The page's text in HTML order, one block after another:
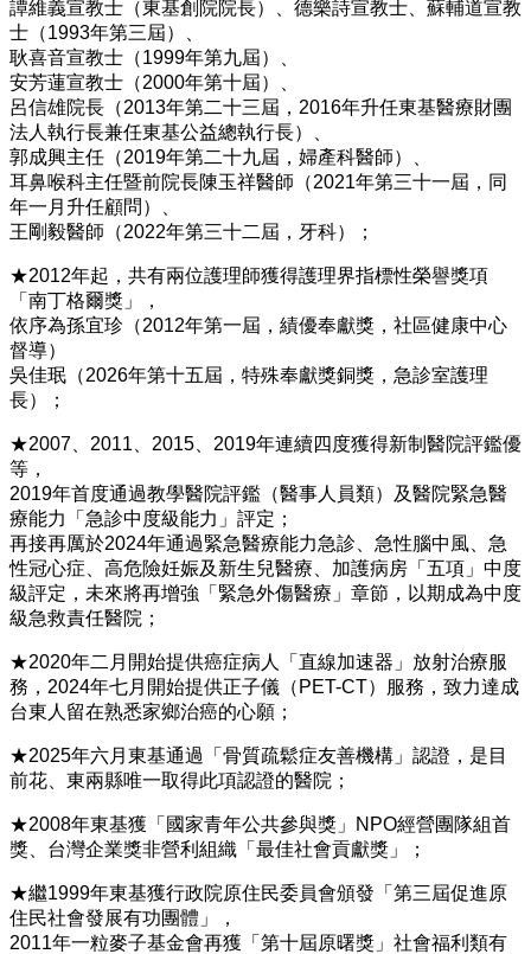
譚維義宣教士（東基創院院長）、德樂詩宣教士、蘇輔道宣教
士（1993年第三屆）、
耿喜音宣教士（1999年第九屆）、
安芳蓮宣教士（2000年第十屆）、
呂信雄院長（2013年第二十三屆，2016年升任東基醫療財團
法人執行長兼任東基公益總執行長）、
郭成興主任（2019年第二十九屆，婦產科醫師）、
耳鼻喉科主任暨前院長陳玉祥醫師（2021年第三十一屆，同
年一月升任顧問）、
王剛毅醫師（2022年第三十二屆，牙科）；
★2012年起，共有兩位護理師獲得護理界指標性榮譽獎項
「南丁格爾獎」，
依序為孫宜珍（2012年第一屆，績優奉獻獎，社區健康中心
督導）
吳佳珉（2026年第十五屆，特殊奉獻獎銅獎，急診室護理
長）；
★2007、2011、2015、2019年連續四度獲得新制醫院評鑑優
等，
2019年首度通過教學醫院評鑑（醫事人員類）及醫院緊急醫
療能力「急診中度級能力」評定；
再接再厲於2024年通過緊急醫療能力急診、急性腦中風、急
性冠心症、高危險妊娠及新生兒醫療、加護病房「五項」中度
級評定，未來將再增強「緊急外傷醫療」章節，以期成為中度
級急救責任醫院；
★2020年二月開始提供癌症病人「直線加速器」放射治療服
務，2024年七月開始提供正子儀（PET-CT）服務，致力達成
台東人留在熟悉家鄉治癌的心願；
★2025年六月東基通過「骨質疏鬆症友善機構」認證，是目
前花、東兩縣唯一取得此項認證的醫院；
★2008年東基獲「國家青年公共參與獎」NPO經營團隊組首
獎、台灣企業獎非營利組織「最佳社會貢獻獎」；
★繼1999年東基獲行政院原住民委員會頒發「第三屆促進原
住民社會發展有功團體」，
2011年一粒麥子基金會再獲「第十屆原曙獎」社會福利類有